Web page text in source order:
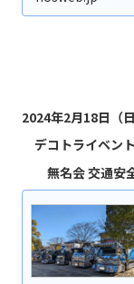
2024年2月18日（日
デコトライベン
無名会 交通安